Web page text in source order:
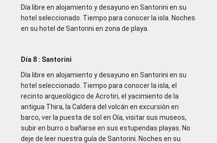
Día libre en alojamiento y desayuno en Santorini en su
hotel seleccionado. Tiempo para conocer la isla. Noches
en su hotel de Santorini en zona de playa.
Día 8 : Santorini
Día libre en alojamiento y desayuno en Santorini en su
hotel seleccionado. Tiempo para conocer la isla, el
recinto arqueológico de Acrotiri, el yacimiento de la
antigua Thira, la Caldera del volcán en excursión en
barco, ver la puesta de sol en Oía, visitar sus museos,
subir en burro o bañarse en sus estupendas playas. No
deje de leer nuestra guía de Santorini. Noches en su